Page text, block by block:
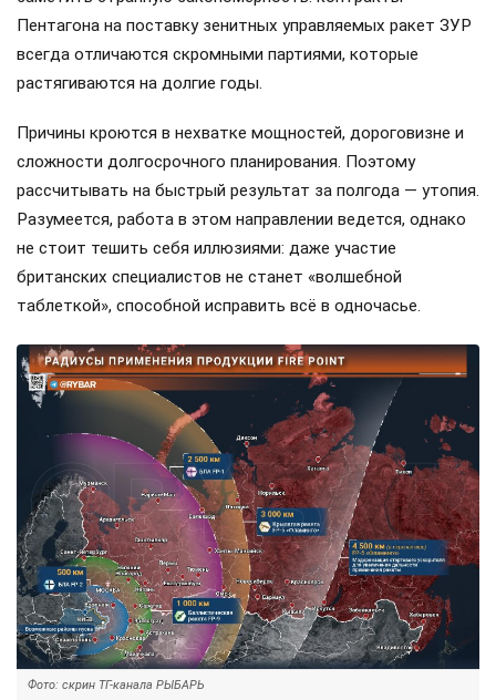
Пентагона на поставку зенитных управляемых ракет ЗУР
всегда отличаются скромными партиями, которые
растягиваются на долгие годы.
Причины кроются в нехватке мощностей, дороговизне и
сложности долгосрочного планирования. Поэтому
рассчитывать на быстрый результат за полгода — утопия.
Разумеется, работа в этом направлении ведется, однако
не стоит тешить себя иллюзиями: даже участие
британских специалистов не станет «волшебной
таблеткой», способной исправить всё в одночасье.
Фото: скрин ТГ-канала РЫБАРЬ